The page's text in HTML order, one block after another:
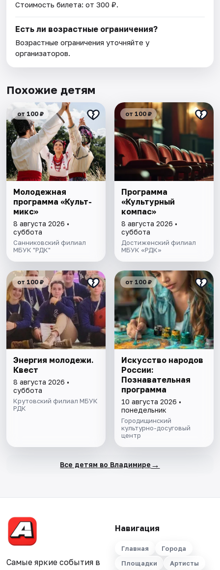
Стоимость билета: от 300 ₽.
Есть ли возрастные ограничения?
Возрастные ограничения уточняйте у
организаторов.
Похожие детям
от 100 ₽
Молодежная
программа «Культ-
микс»
8 августа 2026 •
суббота
Санниковский филиал
МБУК "РДК"
от 100 ₽
Программа
«Культурный
компас»
8 августа 2026 •
суббота
Достиженский филиал
МБУК «РДК»
от 100 ₽
Энергия молодежи.
Квест
8 августа 2026 •
суббота
Крутовский филиал МБУК
РДК
от 100 ₽
Искусство народов
России:
Познавательная
программа
10 августа 2026 •
понедельник
Городищинский
культурно-досуговый
центр
Все детям во Владимире →
Самые яркие события в
Навигация
Главная
Города
Площадки
Артисты